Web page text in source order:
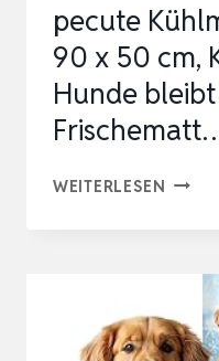
…
pecute
90 x 50 cm,
Hunde
WEITERLESEN PECUTE
L
90